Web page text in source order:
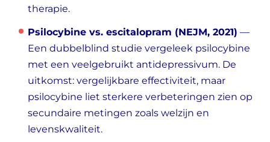
therapie.
Psilocybine vs. escitalopram (NEJM, 2021) —
Een dubbelblind studie vergeleek psilocybine
met een veelgebruikt antidepressivum. De
uitkomst: vergelijkbare effectiviteit, maar
psilocybine liet sterkere verbeteringen zien op
secundaire metingen zoals welzijn en
levenskwaliteit.